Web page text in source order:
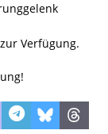
Verfügung.